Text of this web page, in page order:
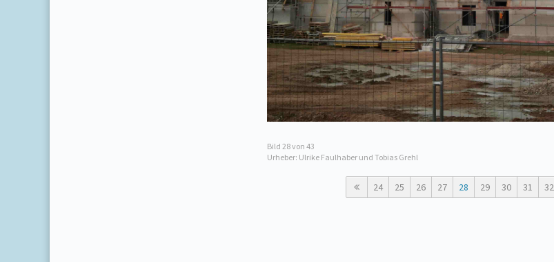
Bild 28von 43
Urheber: Ulrike Faulhaber und Tobias Grehl
24 25 26 27 28 29 30 31 32